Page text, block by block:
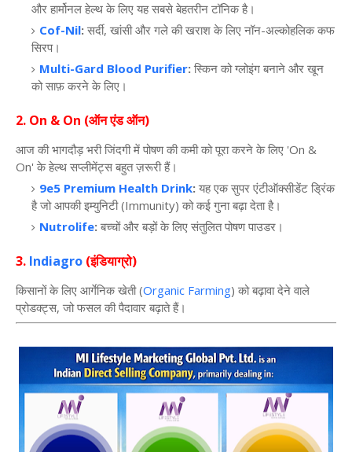
और हार्मोनल हेल्थ के लिए यह सबसे बेहतरीन टॉनिक है।
Cof-Nil: सर्दी, खांसी और गले की खराश के लिए नॉन-अल्कोहलिक कफ
सिरप।
Multi-Gard Blood Purifier: स्किन को ग्लोइंग बनाने और खून
को साफ़ करने के लिए।
2. On & On (ऑनएंडऑन)
आज की भागदौड़ भरी जिंदगी में पोषण की कमी को पूरा करने के लिए 'On &
On' के हेल्थ सप्लीमेंट्स बहुत ज़रूरी हैं।
9e5 Premium Health Drink: यह एक सुपर एंटीऑक्सीडेंट ड्रिंक
है जो आपकी इम्युनिटी(Immunity) को कई गुना बढ़ा देता है।
Nutrolife: बच्चों और बड़ों के लिए संतुलित पोषण पाउडर।
3. Indiagro (इंडियाग्रो)
किसानों के लिए आर्गेनिक खेती(Organic Farming) को बढ़ावा देने वाले
प्रोडक्ट्स, जो फसल की पैदावार बढ़ाते हैं।